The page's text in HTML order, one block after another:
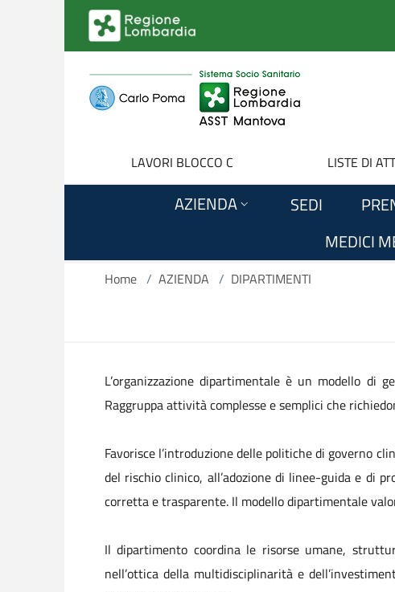
Salta al contenuto principale
LAVORI BLOCCO C LISTE DI
AZIENDA SEDI
MEDICI
Home / AZIENDA / DIPARTIMENTI
L’organizzazione dipartimentale è un modello di
Raggruppa attività complesse e semplici che
Favorisce l’introduzione delle politiche di governo
del rischio clinico, all’adozione di linee-guida e di
corretta e trasparente. Il modello dipartimentale
Il dipartimento coordina le risorse umane,
nell’ottica della multidisciplinarità e